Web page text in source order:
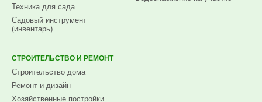
Техника для сада
Садовый инструмент
(инвентарь)
СТРОИТЕЛЬСТВО И РЕМОНТ
Строительство дома
Ремонт и дизайн
Хозяйственные постройки